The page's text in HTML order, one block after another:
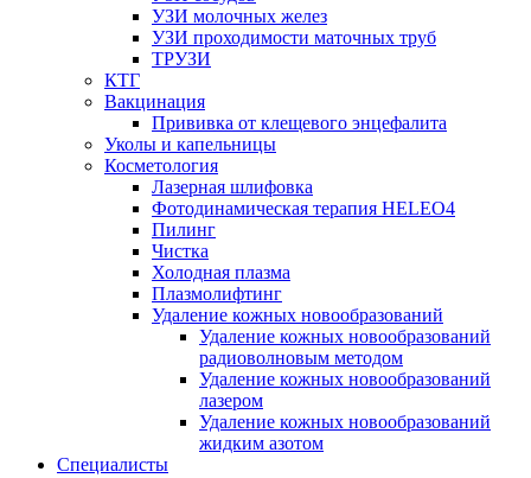
УЗИ молочных желез
УЗИ проходимости маточных труб
ТРУЗИ
КТГ
Вакцинация
Прививка от клещевого энцефалита
Уколы и капельницы
Косметология
Лазерная шлифовка
Фотодинамическая терапия HELEO4
Пилинг
Чистка
Холодная плазма
Плазмолифтинг
Удаление кожных новообразований
Удаление кожных новообразований
радиоволновым методом
Удаление кожных новообразований
лазером
Удаление кожных новообразований
жидким азотом
Специалисты